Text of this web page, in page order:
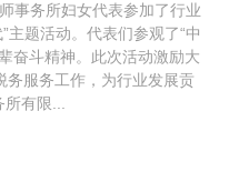
务所妇女代表参加了行业
主题活动。代表们参观了“中
奋斗精神。此次活动激励大
务服务工作，为行业发展贡
有限...